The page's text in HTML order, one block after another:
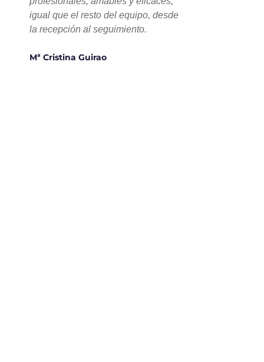
igual que el resto del equipo, desde
la recepción al seguimiento.
Mª Cristina Guirao